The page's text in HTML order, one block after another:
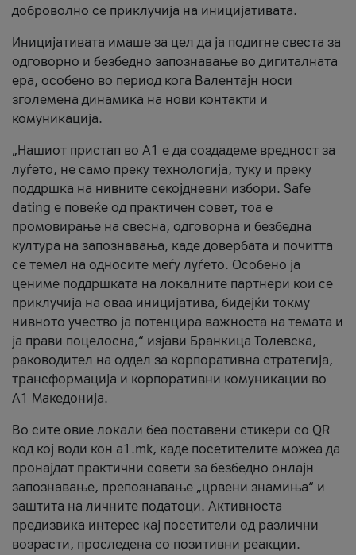
доброволно се приклучија на иницијативата.
Иницијативата имаше за цел да ја подигне свеста за
одговорно и безбедно запознавање во дигиталната
ера, особено во период кога Валентајн носи
зголемена динамика на нови контакти и
комуникација.
„Нашиот пристап во А1 е да создадеме вредност за
луѓето, не само преку технологија, туку и преку
поддршка на нивните секојдневни избори. Safe
dating е повеќе од практичен совет, тоа е
промовирање на свесна, одговорна и безбедна
култура на запознавања, каде довербата и почитта
се темел на односите меѓу луѓето. Особено ја
цениме поддршката на локалните партнери кои се
приклучија на оваа иницијатива, бидејќи токму
нивното учество ја потенцира важноста на темата и
ја прави поцелосна,“ изјави Бранкица Толевска,
раководител на оддел за корпоративна стратегија,
трансформација и корпоративни комуникации во
А1 Македонија.
Во сите овие локали беа поставени стикери со QR
код кој води кон a1.mk, каде посетителите можеа да
пронајдат практични совети за безбедно онлајн
запознавање, препознавање „црвени знамиња“ и
заштита на личните податоци. Активноста
предизвика интерес кај посетители од различни
возрасти, проследена со позитивни реакции.